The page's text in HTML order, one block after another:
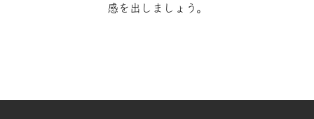
感を出しましょう。